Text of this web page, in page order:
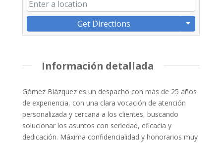
Get Directions
Información detallada
Gómez Blázquez es un despacho con más de 25 años
de experiencia, con una clara vocación de atención
personalizada y cercana a los clientes, buscando
solucionar los asuntos con seriedad, eficacia y
dedicación. Máxima confidencialidad y honorarios muy